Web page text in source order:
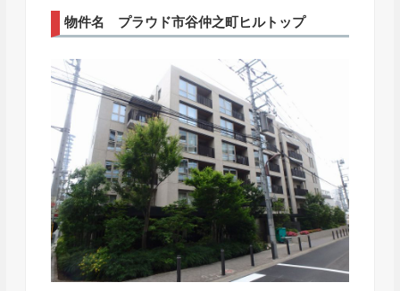
物件名 プラウド市谷仲之町ヒルトップ